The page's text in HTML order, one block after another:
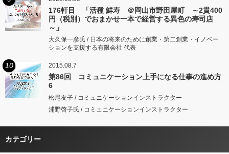
176軒目 「活種 鮮寿 ＠岡山市野田屋町 ～2貫400
円（税別）でおまかせ一本で経営する異色の寿司店
～」
大久保一彦氏 / 日本の将来のために創業・第二創業・イノベー
ションを支援する有限会社 代表
10 2015.08.7
第86回 コミュニケーション上手になる仕事の進め方
6
松尾友子 / コミュニケーションインストラクター
浦野啓子氏 / コミュニケーションインストラクター
カテゴリー